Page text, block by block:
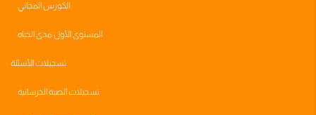
الكورس المجاني
المستوى الأول مدى الحياه
تسجيلات الأسئلة
تسجيلات الصبة الخرسانية